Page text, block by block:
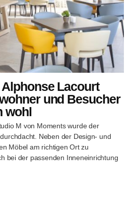
Lacourt
und Besucher
wohl
M von Moments wurde der
Neben der Design- und
Möbel am richtigen Ort zu
bei der passenden Inneneinrichtung